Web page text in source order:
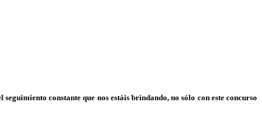
constante que nos estáis brindando, no sólo con este concurso